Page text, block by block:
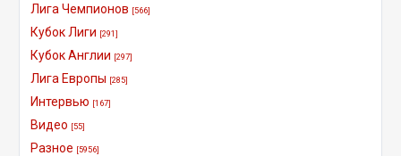
Лига Чемпионов [566]
Кубок Лиги [291]
Кубок Англии [297]
Лига Европы [285]
Интервью [167]
Видео [55]
Разное [5956]